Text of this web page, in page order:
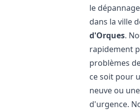
le
dans la ville
d'Orques.
rapidement
problèmes
ce soit pour
neuve ou
d'urgence.